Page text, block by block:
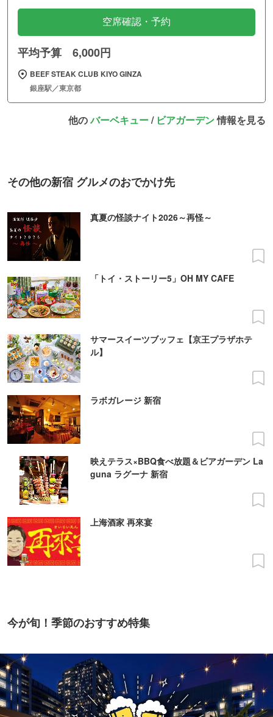
空席確認・予約
平均予算 6,000円
BEEF STEAK CLUB KIYO GINZA
銀座駅／東京都
他のバーベキュー/ ビアガーデン情報を見る
その他の新宿 グルメのおでかけ先
真夏の怪談ナイト2026～再怪～
「トイ・ストーリー5」OH MY CAFE
サマースイーツブッフェ【京王プラザホテ
ル】
ラボガレージ 新宿
映えテラス×BBQ食べ放題＆ビアガーデン La
guna ラグーナ 新宿
上海酒家 再來宴
今が旬！季節のおすすめ特集